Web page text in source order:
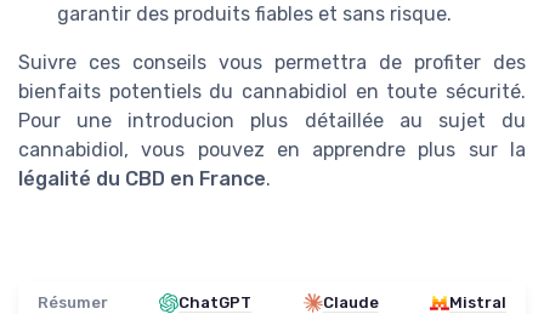
garantir des produits fiables et sans risque.
Suivre ces conseils vous permettra de profiter des
bienfaits potentiels du cannabidiol en toute sécurité.
Pour une introducion plus détaillée au sujet du
cannabidiol, vous pouvez en apprendre plus sur la
légalité du CBD en France.
Résumer ChatGPT Claude Mistral